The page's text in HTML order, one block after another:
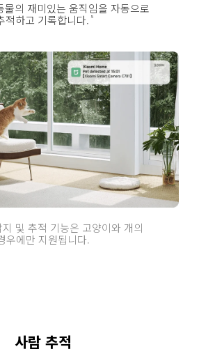
물의 재미있는 움직임을 자동으로
적하고 기록합니다. 5
및 추적 기능은 고양이와 개의
우에만 지원됩니다.
사람 추적